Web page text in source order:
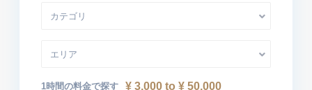
カテゴリ
エリア
1時間の料金で探す ¥ 3,000 to ¥ 50,000